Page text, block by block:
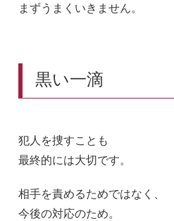
まずうまくいきません。
黒い一滴
犯人を捜すことも
最終的には大切です。
相手を責めるためではなく、
今後の対応のため。